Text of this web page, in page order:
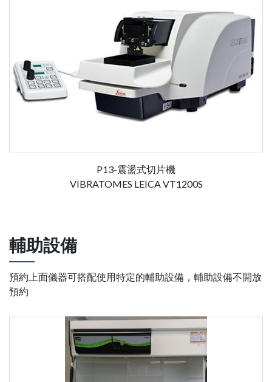
P13-震盪式切片機
VIBRATOMES LEICA VT1200S
輔助設備
預約上面儀器可搭配使用特定的輔助設備，輔助設備不開放
預約